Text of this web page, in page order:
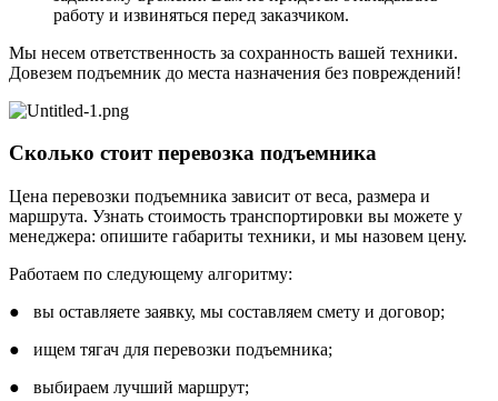
работу и извиняться перед заказчиком.
Мы несем ответственность за сохранность вашей техники.
Довезем подъемник до места назначения без повреждений!
Сколько стоит перевозка подъемника
Цена перевозки подъемника зависит от веса, размера и
маршрута. Узнать стоимость транспортировки вы можете у
менеджера: опишите габариты техники, и мы назовем цену.
Работаем по следующему алгоритму:
● вы оставляете заявку, мы составляем смету и договор;
● ищем тягач для перевозки подъемника;
● выбираем лучший маршрут;